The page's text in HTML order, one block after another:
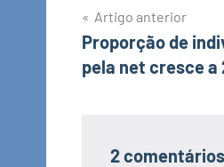
Navegação
de
Artigo anterior
Proporção de
pela net cresce a
2 comentários